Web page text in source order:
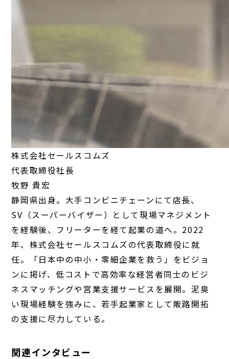
株式会社セールスコムズ
代表取締役社長
牧野 貴宏
静岡県出身。大手コンビニチェーンにて店長、
SV（スーパーバイザー）として現場マネジメント
を経験後、フリーターを経て起業の道へ。2022
年、株式会社セールスコムズの代表取締役に就
任。「日本中の中小・零細企業を救う」をビジョ
ンに掲げ、低コストで高効率な経営者同士のビジ
ネスマッチングや営業支援サービスを展開。泥臭
い現場経験を強みに、若手起業家として販路開拓
の支援に尽力している。
関連インタビュー